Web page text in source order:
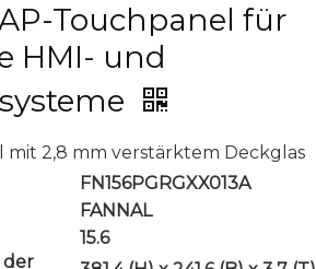
Touchpanel für
HMI- und
mit 2,8 mm verstärktem Deckglas
FN156PGRGXX013A
FANNAL
15.6
der